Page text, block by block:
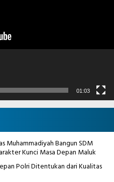
01:03
Muhammadiyah Bangun SDM
Kunci Masa Depan Maluk
Polri Ditentukan dari Kualitas